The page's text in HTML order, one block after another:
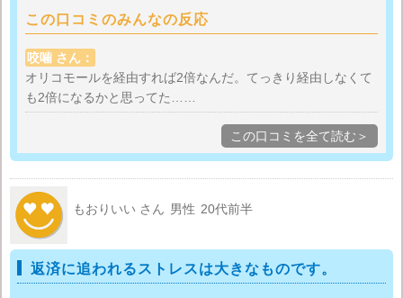
しかならないけどオリコカードはそういうところが柔
軟で良いですよね。
とは言ったものの実は届いてからさほど使ってないか
ら、まだそこまで「得した！」とは感じられていませ
ん。なので評価は3にしときます。これからどんどん活
この口コミのみんなの反応
咬噛 さん：
オリコモールを経由すれば2倍なんだ。てっきり経由しなくて
も2倍になるかと思ってた……
この口コミを全て読む＞
もおりいい さん 男性 20代前半
返済に追われるストレスは大きなものです。